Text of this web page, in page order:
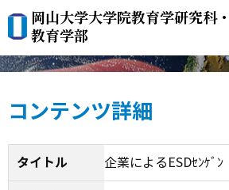
岡山大学大学院教育学研究科・
教育学部
企業による
コンテンツ詳細
タイトル 企業によるESDｾﾝｹﾞﾝ